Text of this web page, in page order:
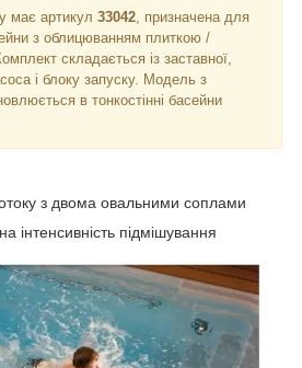
має артикул 33042 , призначена для
з облицюванням плиткою /
складається із заставної,
і блоку запуску. Модель з
в тонкостінні басейни
з двома овальними соплами
інтенсивність підмішування